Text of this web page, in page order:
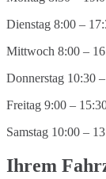
Dienstag 8:00 –
Mittwoch 8:00 –
Donnerstag 10:30
Freitag 9:00 –
Samstag 10:00 –
Ihrem